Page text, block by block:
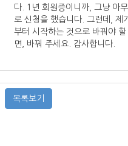
다. 1년 회원증이니까, 그냥 아
로 신청을 했습니다. 그런데, 제
부터 시작하는 것으로 바꿔야
면, 바꿔 주세요. 감사합니다.
목록보기